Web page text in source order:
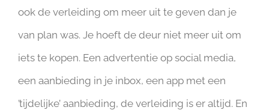
ook de verleiding om meer uit te geven dan je
van plan was. Je hoeft de deur niet meer uit om
iets te kopen. Een advertentie op social media,
een aanbieding in je inbox, een app met een
’tijdelijke’ aanbieding, de verleiding is er altijd. En